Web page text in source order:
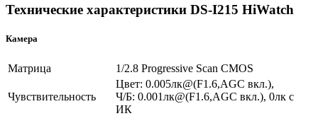
Технические характеристики DS-I215 HiWatch
Камера
Матрица 1/2.8 Progressive Scan CMOS
Чувствительность
Цвет: 0.005лк@(F1.6,AGC вкл.),
Ч/Б: 0.001лк@(F1.6,AGC вкл.), 0лк с
ИК